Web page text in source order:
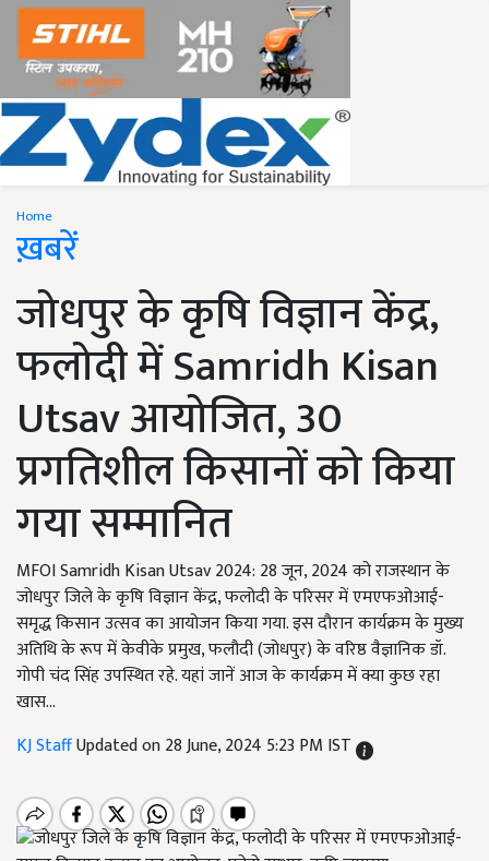
Home
ख़बरें
जोधपुर के कृषि विज्ञान केंद्र,
फलोदी में Samridh Kisan
Utsav आयोजित, 30
प्रगतिशील किसानों को किया
गया सम्मानित
MFOI Samridh Kisan Utsav 2024: 28 जून, 2024 को राजस्थान के
जोधपुर जिले के कृषि विज्ञान केंद्र, फलोदी के परिसर में एमएफओआई-
समृद्ध किसान उत्सव का आयोजन किया गया. इस दौरान कार्यक्रम के मुख्य
अतिथि के रूप में केवीके प्रमुख, फलौदी (जोधपुर) के वरिष्ठ वैज्ञानिक डॉ.
गोपी चंद सिंह उपस्थित रहे. यहां जानें आज के कार्यक्रम में क्या कुछ रहा
खास...
KJ StaffUpdated on 28 June, 2024 5:23 PM IST